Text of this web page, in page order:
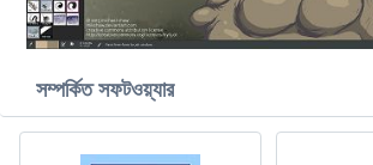
সম্পর্কিত সফটওয়্যার